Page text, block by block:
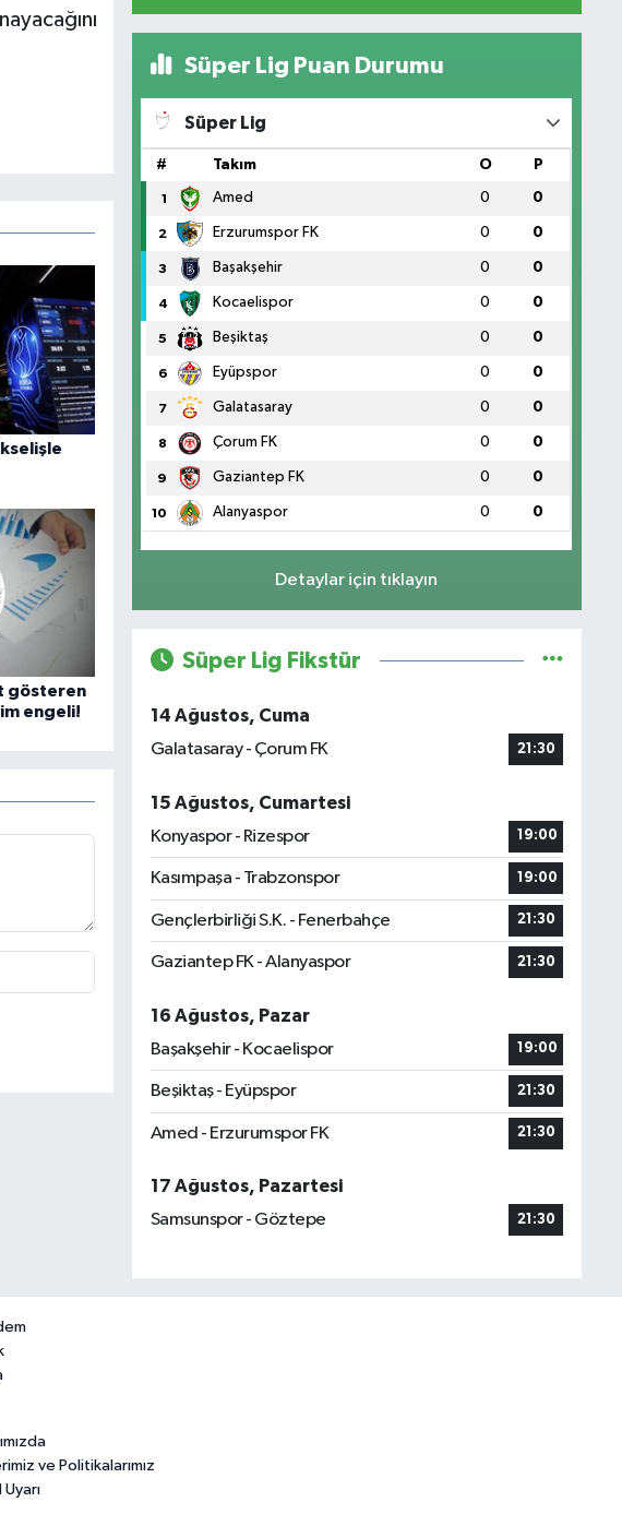
gösteren
engeli!
Süper Lig Puan Durumu
Süper Lig
# Takım O P
1 Amed 0 0
2 Erzurumspor FK 0 0
3 Başakşehir 0 0
4 Kocaelispor 0 0
5 Beşiktaş 0 0
6 Eyüpspor 0 0
7 Galatasaray 0 0
8 Çorum FK 0 0
9 Gaziantep FK 0 0
10 Alanyaspor 0 0
Detaylar için tıklayın
Süper Lig Fikstür
14 Ağustos, Cuma
Galatasaray - Çorum FK
21:30
15 Ağustos, Cumartesi
Konyaspor - Rizespor
19:00
Kasımpaşa - Trabzonspor 19:00
Gençlerbirliği S.K. - Fenerbahçe 21:30
Gaziantep FK - Alanyaspor 21:30
16 Ağustos, Pazar
Başakşehir - Kocaelispor
19:00
Beşiktaş - Eyüpspor 21:30
Amed - Erzurumspor FK 21:30
17 Ağustos, Pazartesi
Samsunspor - Göztepe
21:30
ve Politikalarımız
Uyarı